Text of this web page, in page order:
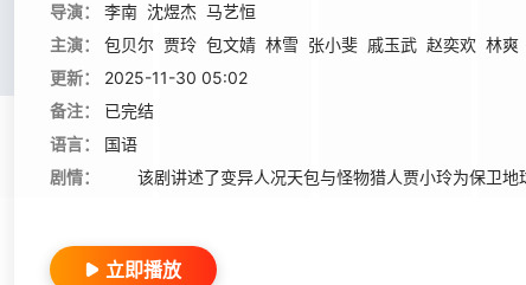
导演： 李南 沈煜杰 马艺恒
主演：
包贝尔 贾玲 包文婧 林雪 张小斐 戚玉武 赵奕欢 林爽
更新：
2025-11-30 05:02
备注：
已完结
语言：
国语
剧情：
该剧讲述了变异人况天包与怪物猎人贾小玲为保卫地
立即播放